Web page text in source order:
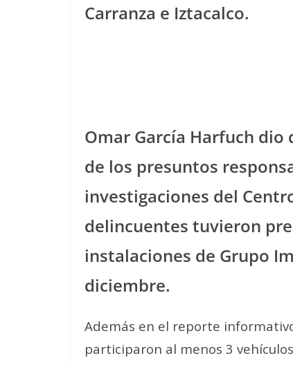
Carranza e Iztacalco.
Omar García Harfuch
de los presuntos
investigaciones del
delincuentes tuvieron
instalaciones de Grupo
diciembre.
Además en el reporte
participaron al menos 3